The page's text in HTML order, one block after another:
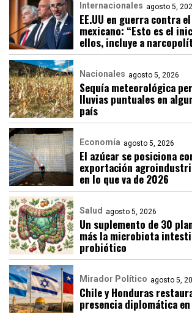
Internacionales agosto 5,
EE.UU en guerra contra
mexicano: “Esto es el
ellos, incluye a
Nacionales agosto 5, 2026
Sequía meteorológica
lluvias puntuales en
país
Economía agosto 5, 2026
El azúcar se posiciona
exportación
en lo que va de 2026
Salud agosto 5, 2026
Un suplemento de 30
más la microbiota
probiótico
Mirador Político agosto 5,
Chile y Honduras
presencia diplomática